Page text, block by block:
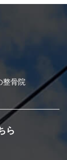
整骨院
ら